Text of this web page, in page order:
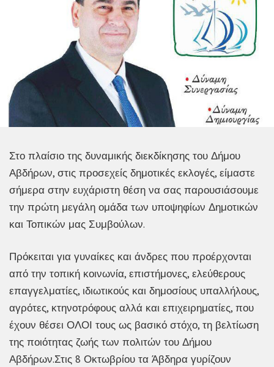
Στο πλαίσιο της δυναμικής διεκδίκησης του Δήμου
Αβδήρων, στις προσεχείς δημοτικές εκλογές, είμαστε
σήμερα στην ευχάριστη θέση να σας παρουσιάσουμε
την πρώτη μεγάλη ομάδα των υποψηφίων Δημοτικών
και Τοπικών μας Συμβούλων.
Πρόκειται για γυναίκες και άνδρες που προέρχονται
από την τοπική κοινωνία, επιστήμονες, ελεύθερους
επαγγελματίες, ιδιωτικούς και δημοσίους υπαλλήλους,
αγρότες, κτηνοτρόφους αλλά και επιχειρηματίες, που
έχουν θέσει ΟΛΟΙ τους ως βασικό στόχο, τη βελτίωση
της ποιότητας ζωής των πολιτών του Δήμου
Αβδήρων.Στις 8 Οκτωβρίου τα Άβδηρα γυρίζουν